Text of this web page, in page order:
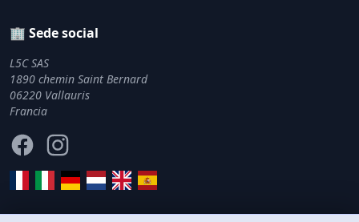
🏢 Sede social
L5C SAS
1890 chemin Saint Bernard
06220 Vallauris
Francia
FacebookInstagram